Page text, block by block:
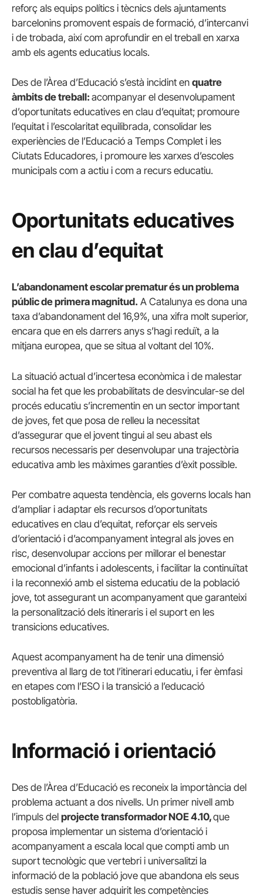
reforç als equips polítics i tècnics dels ajuntaments
barcelonins promovent espais de formació, d’intercanvi
i de trobada, així com aprofundir en el treball en xarxa
amb els agents educatius locals.
Des de l’Àrea d’Educació s’està incidint en quatre
àmbits de treball: acompanyar el desenvolupament
d’oportunitats educatives en clau d’equitat; promoure
l’equitat i l’escolaritat equilibrada, consolidar les
experiències de l’Educació a Temps Complet i les
Ciutats Educadores, i promoure les xarxes d’escoles
municipals com a actiu i com a recurs educatiu.
Oportunitats educatives
en clau d’equitat
L’abandonament escolar prematur és un problema
públic de primera magnitud. A Catalunya es dona una
taxa d’abandonament del 16,9%, una xifra molt superior,
encara que en els darrers anys s’hagi reduït, a la
mitjana europea, que se situa al voltant del 10%.
La situació actual d’incertesa econòmica i de malestar
social ha fet que les probabilitats de desvincular-se del
procés educatiu s’incrementin en un sector important
de joves, fet que posa de relleu la necessitat
d’assegurar que el jovent tingui al seu abast els
recursos necessaris per desenvolupar una trajectòria
educativa amb les màximes garanties d’èxit possible.
Per combatre aquesta tendència, els governs locals han
d’ampliar i adaptar els recursos d’oportunitats
educatives en clau d’equitat, reforçar els serveis
d’orientació i d’acompanyament integral als joves en
risc, desenvolupar accions per millorar el benestar
emocional d’infants i adolescents, i facilitar la continuïtat
i la reconnexió amb el sistema educatiu de la població
jove, tot assegurant un acompanyament que garanteixi
la personalització dels itineraris i el suport en les
transicions educatives.
Aquest acompanyament ha de tenir una dimensió
preventiva al llarg de tot l’itinerari educatiu, i fer èmfasi
en etapes com l’ESO i la transició a l’educació
postobligatòria.
Informació i orientació
Des de l’Àrea d’Educació es reconeix la importància del
problema actuant a dos nivells. Un primer nivell amb
l’impuls del projecte transformador NOE 4.10,que
proposa implementar un sistema d’orientació i
acompanyament a escala local que compti amb un
suport tecnològic que vertebri i universalitzi la
informació de la població jove que abandona els seus
estudis sense haver adquirit les competències